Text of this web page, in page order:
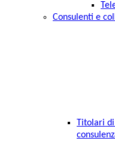
Consulenti e
Titolari